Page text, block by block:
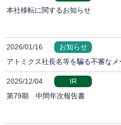
本社移転に関するお知らせ
2026/01/16
お知らせ
アトミクス社長名等を騙る不審な
2025/12/04
IR
第79期 中間年次報告書